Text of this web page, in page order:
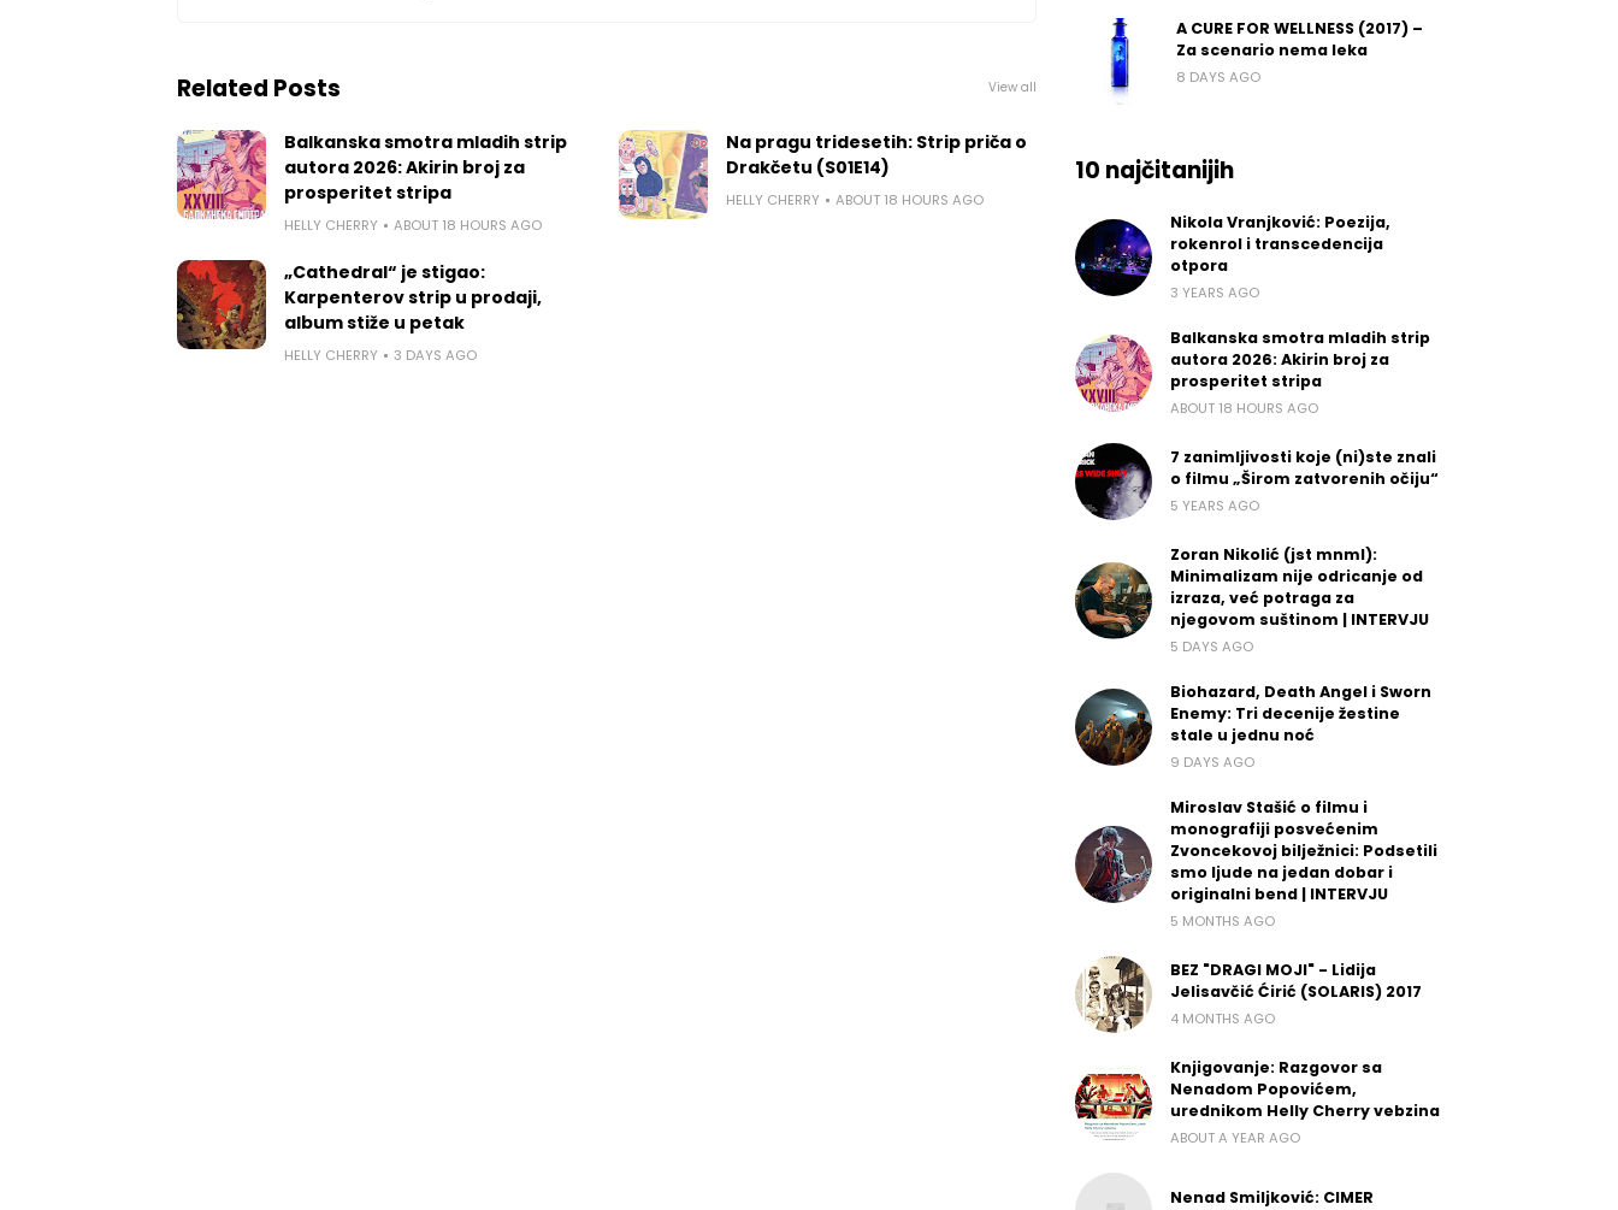
Related Posts View all
Balkanska smotra mladih strip
autora 2026: Akirin broj za
prosperitet stripa
HELLY CHERRY ABOUT 18 HOURS AGO
Na pragu tridesetih: Strip priča o
Drakčetu (S01E14)
HELLY CHERRY ABOUT 18 HOURS AGO
„Cathedral“ je stigao:
Karpenterov strip u prodaji,
album stiže u petak
HELLY CHERRY 3 DAYS AGO
A CURE FOR WELLNESS (2017) –
Za scenario nema leka
8 DAYS AGO
10 najčitanijih
Nikola Vranjković: Poezija,
rokenrol i transcedencija
otpora
3 YEARS AGO
Balkanska smotra mladih strip
autora 2026: Akirin broj za
prosperitet stripa
ABOUT 18 HOURS AGO
7 zanimljivosti koje (ni)ste znali
o filmu „Širom zatvorenih očiju“
5 YEARS AGO
Zoran Nikolić (jst mnml):
Minimalizam nije odricanje od
izraza, već potraga za
njegovom suštinom | INTERVJU
5 DAYS AGO
Biohazard, Death Angel i Sworn
Enemy: Tri decenije žestine
stale u jednu noć
9 DAYS AGO
Miroslav Stašić o filmu i
monografiji posvećenim
Zvoncekovoj bilježnici: Podsetili
smo ljude na jedan dobar i
originalni bend | INTERVJU
5 MONTHS AGO
BEZ "DRAGI MOJI" - Lidija
Jelisavčić Ćirić (SOLARIS) 2017
4 MONTHS AGO
Knjigovanje: Razgovor sa
Nenadom Popovićem,
urednikom Helly Cherry vebzina
ABOUT A YEAR AGO
Nenad Smiljković: CIMER